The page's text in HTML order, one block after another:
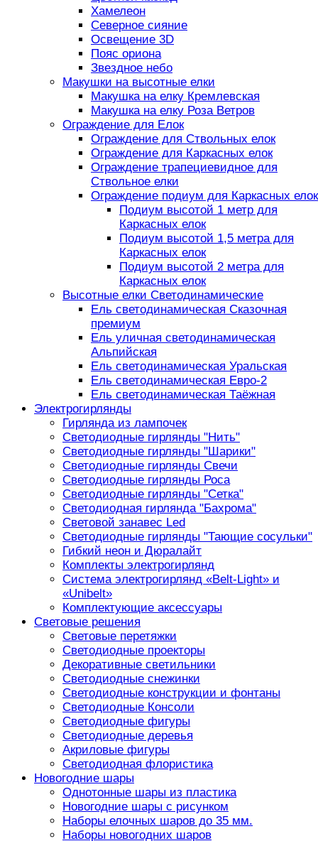
Хамелеон
Северное сияние
Освещение 3D
Пояс ориона
Звездное небо
Макушки на высотные елки
Макушка на елку Кремлевская
Макушка на елку Роза Ветров
Ограждение для Елок
Ограждение для Ствольных елок
Ограждение для Каркасных елок
Ограждение трапециевидное для
Ствольное елки
Ограждение подиум для Каркасных елок
Подиум высотой 1 метр для
Каркасных елок
Подиум высотой 1,5 метра для
Каркасных елок
Подиум высотой 2 метра для
Каркасных елок
Высотные елки Светодинамические
Ель светодинамическая Сказочная
премиум
Ель уличная светодинамическая
Альпийская
Ель светодинамическая Уральская
Ель светодинамическая Евро-2
Ель светодинамическая Таёжная
Электрогирлянды
Гирлянда из лампочек
Светодиодные гирлянды "Нить"
Светодиодные гирлянды "Шарики"
Светодиодные гирлянды Свечи
Светодиодные гирлянды Роса
Светодиодные гирлянды "Сетка"
Светодиодная гирлянда "Бахрома"
Световой занавес Led
Светодиодные гирлянды "Тающие сосульки"
Гибкий неон и Дюралайт
Комплекты электрогирлянд
Система электрогирлянд «Belt-Light» и
«Unibelt»
Комплектующие аксессуары
Световые решения
Световые перетяжки
Светодиодные проекторы
Декоративные светильники
Светодиодные снежинки
Светодиодные конструкции и фонтаны
Светодиодные Консоли
Светодиодные фигуры
Светодиодные деревья
Акриловые фигуры
Светодиодная флористика
Новогодние шары
Однотонные шары из пластика
Новогодние шары с рисунком
Наборы елочных шаров до 35 мм.
Наборы новогодних шаров